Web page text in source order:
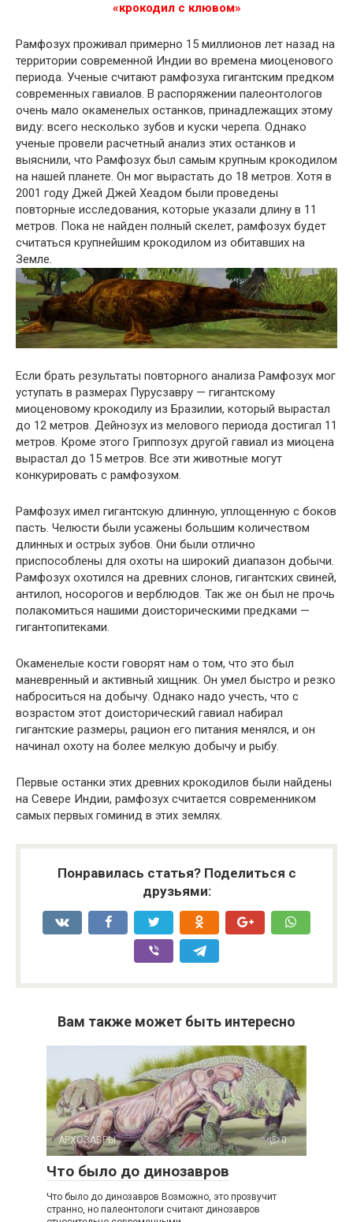
«крокодил с клювом»
Рамфозух проживал примерно 15 миллионов лет назад на
территории современной Индии во времена миоценового
периода. Ученые считают рамфозуха гигантским предком
современных гавиалов. В распоряжении палеонтологов
очень мало окаменелых останков, принадлежащих этому
виду: всего несколько зубов и куски черепа. Однако
ученые провели расчетный анализ этих останков и
выяснили, что Рамфозух был самым крупным крокодилом
на нашей планете. Он мог вырастать до 18 метров. Хотя в
2001 году Джей Джей Хеадом были проведены
повторные исследования, которые указали длину в 11
метров. Пока не найден полный скелет, рамфозух будет
считаться крупнейшим крокодилом из обитавших на
Земле.
Если брать результаты повторного анализа Рамфозух мог
уступать в размерах Пурусзавру — гигантскому
миоценовому крокодилу из Бразилии, который вырастал
до 12 метров. Дейнозух из мелового периода достигал 11
метров. Кроме этого Гриппозух другой гавиал из миоцена
вырастал до 15 метров. Все эти животные могут
конкурировать с рамфозухом.
Рамфозух имел гигантскую длинную, уплощенную с боков
пасть. Челюсти были усажены большим количеством
длинных и острых зубов. Они были отлично
приспособлены для охоты на широкий диапазон добычи.
Рамфозух охотился на древних слонов, гигантских свиней,
антилоп, носорогов и верблюдов. Так же он был не прочь
полакомиться нашими доисторическими предками —
гигантопитеками.
Окаменелые кости говорят нам о том, что это был
маневренный и активный хищник. Он умел быстро и резко
наброситься на добычу. Однако надо учесть, что с
возрастом этот доисторический гавиал набирал
гигантские размеры, рацион его питания менялся, и он
начинал охоту на более мелкую добычу и рыбу.
Первые останки этих древних крокодилов были найдены
на Севере Индии, рамфозух считается современником
самых первых гоминид в этих землях.
Понравилась статья? Поделиться с
друзьями:
Вам также может быть интересно
АРХОЗАВРЫ 0
Что было до динозавров
Что было до динозавров Возможно, это прозвучит
странно, но палеонтологи считают динозавров